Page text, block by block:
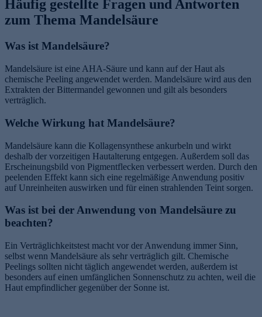
Häufig gestellte Fragen und Antworten
zum Thema Mandelsäure
Was ist Mandelsäure?
Mandelsäure ist eine AHA-Säure und kann auf der Haut als
chemische Peeling angewendet werden. Mandelsäure wird aus den
Extrakten der Bittermandel gewonnen und gilt als besonders
verträglich.
Welche Wirkung hat Mandelsäure?
Mandelsäure kann die Kollagensynthese ankurbeln und wirkt
deshalb der vorzeitigen Hautalterung entgegen. Außerdem soll das
Erscheinungsbild von Pigmentflecken verbessert werden. Durch den
peelenden Effekt kann sich eine regelmäßige Anwendung positiv
auf Unreinheiten auswirken und für einen strahlenden Teint sorgen.
Was ist bei der Anwendung von Mandelsäure zu
beachten?
Ein Verträglichkeitstest macht vor der Anwendung immer Sinn,
selbst wenn Mandelsäure als sehr verträglich gilt. Chemische
Peelings sollten nicht täglich angewendet werden, außerdem ist
besonders auf einen umfänglichen Sonnenschutz zu achten, weil die
Haut empfindlicher gegenüber der Sonne ist.